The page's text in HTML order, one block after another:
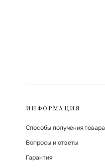
ИНФОРМАЦИЯ
Способы получения товара
Вопросы и ответы
Гарантия